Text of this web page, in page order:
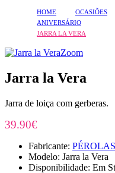
HOME
OCASIÕES
ANIVERSÁRIO
JARRA LA VERA
Zoom
Jarra la Vera
Jarra de loiça com gerberas.
39.90€
Fabricante:
Modelo: Jarra la Vera
Disponibilidade: Em